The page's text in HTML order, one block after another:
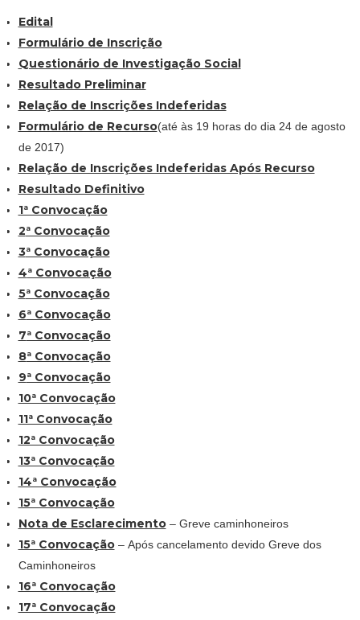
Edital
Formulário de Inscrição
Questionário de Investigação Social
Resultado Preliminar
Relação de Inscrições Indeferidas
Formulário de Recurso(até às 19 horas do dia 24 de agosto
de 2017)
Relação de Inscrições Indeferidas Após Recurso
Resultado Definitivo
1ª Convocação
2ª Convocação
3ª Convocação
4ª Convocação
5ª Convocação
6ª Convocação
7ª Convocação
8ª Convocação
9ª Convocação
10ª Convocação
11ª Convocação
12ª Convocação
13ª Convocação
14ª Convocação
15ª Convocação
Nota de Esclarecimento– Greve caminhoneiros
15ª Convocação– Após cancelamento devido Greve dos
Caminhoneiros
16ª Convocação
17ª Convocação